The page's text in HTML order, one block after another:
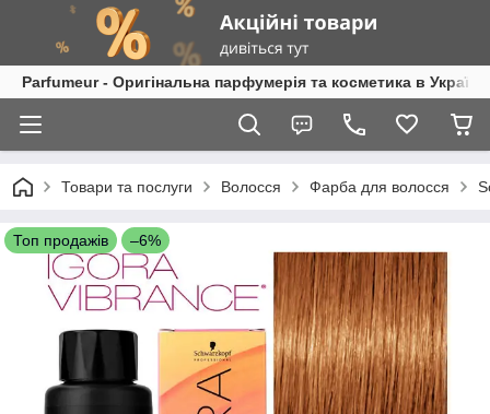
Parfumeur - Оригінальна парфумерія та косметика в Україні
Товари та послуги Волосся Фарба для волосся
Топ продажів –6%